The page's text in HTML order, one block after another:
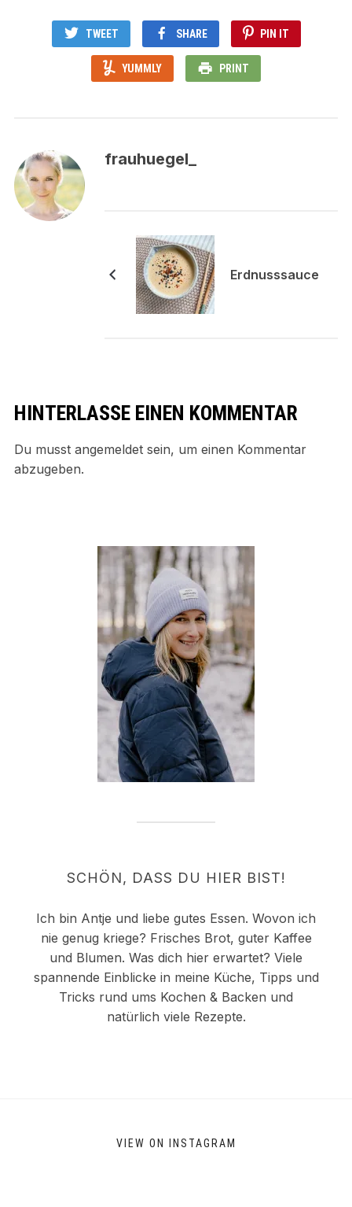
TWEET SHARE PIN IT
YUMMLY PRINT
frauhuegel_
Erdnusssauce
HINTERLASSE EINEN KOMMENTAR
Du musst angemeldetsein, um einen Kommentar
abzugeben.
SCHÖN, DASS DU HIER BIST!
Ich bin Antje und liebe gutes Essen. Wovon ich
nie genug kriege? Frisches Brot, guter Kaffee
und Blumen. Was dich hier erwartet? Viele
spannende Einblicke in meine Küche, Tipps und
Tricks rund ums Kochen & Backen und
natürlich viele Rezepte.
VIEW ON INSTAGRAM